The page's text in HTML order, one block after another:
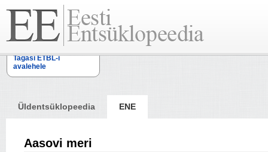
Tagasi ETBL-i
avalehele
Üldentsüklopeedia ENE
Aasovi meri